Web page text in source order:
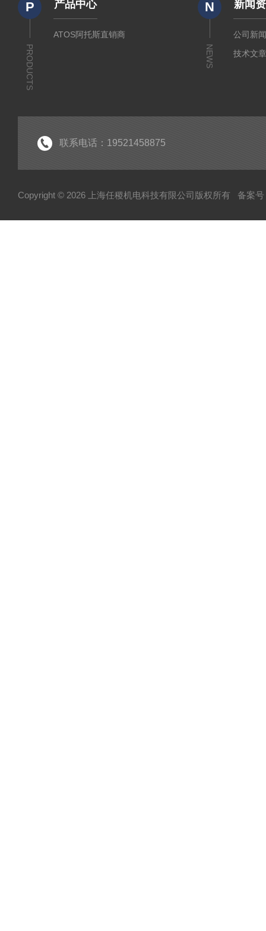
P
PRODUCTS
产品中心
ATOS阿托斯直销商
N
NEWS
新闻
公司新
技术文
联系电话：19521458875
Copyright © 2026 上海任稷机电科技有限公司版权所有 备案号